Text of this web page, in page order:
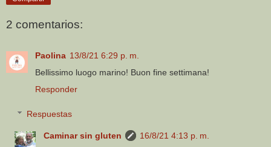
2 comentarios:
Paolina 13/8/21 6:29 p. m.
Bellissimo luogo marino! Buon fine settimana!
Responder
Respuestas
Caminar sin gluten
16/8/21 4:13 p. m.